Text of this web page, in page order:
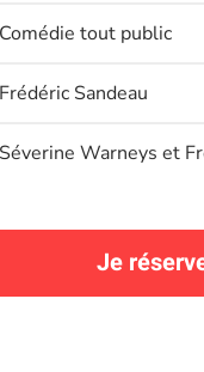
Comédie tout public
Frédéric Sandeau
Séverine Warneys et
Je